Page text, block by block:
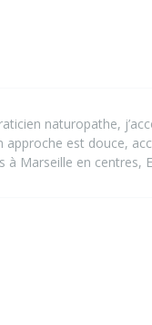
naturopathe,
est douce,
à Marseille en